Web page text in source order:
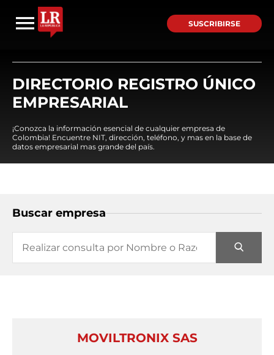
SUSCRIBIRSE
DIRECTORIO REGISTRO ÚNICO
EMPRESARIAL
¡Conozca la información esencial de cualquier empresa de
Colombia! Encuentre NIT, dirección, teléfono, y mas en la base de
datos empresarial mas grande del país.
Buscar empresa
MOVILTRONIX SAS